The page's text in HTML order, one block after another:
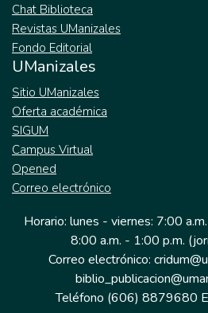
Chat Biblioteca
Revistas UManizales
Fondo Editorial
UManizales
Sitio UManizales
Oferta académica
SIGUM
Campus Virtual
Opened
Correo electrónico
Horario: lunes - viernes: 7:00
8:00 a.m. - 1:00 p.m.
Correo electrónico:
Teléfono (606) 8879680